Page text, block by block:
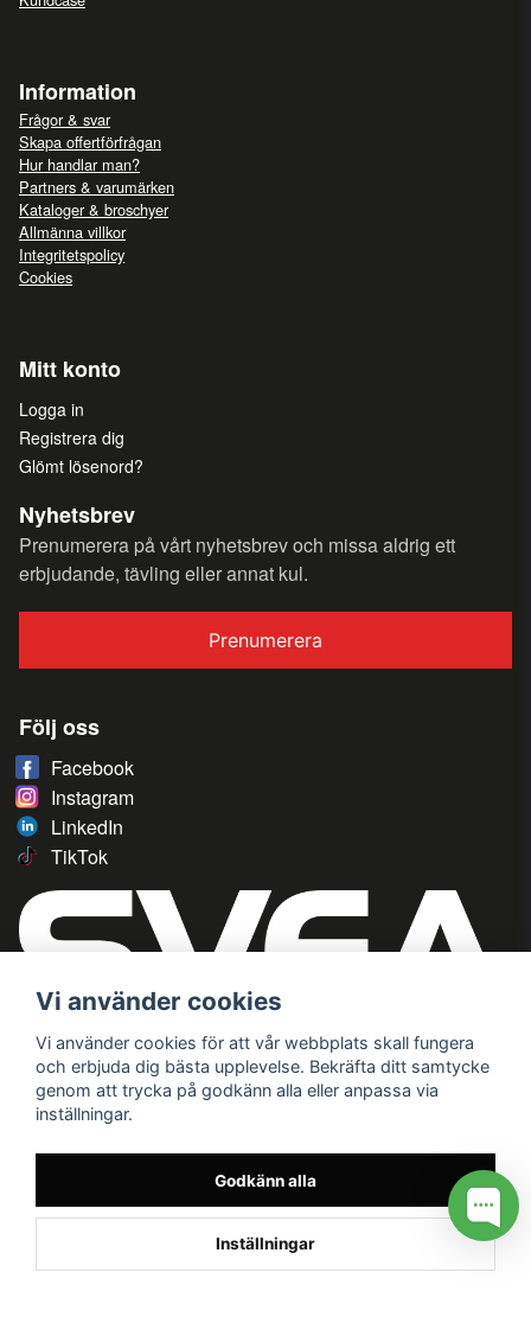
Information
Frågor & svar
Skapa offertförfrågan
Hur handlar man?
Partners & varumärken
Kataloger & broschyer
Allmänna villkor
Integritetspolicy
Cookies
Mitt konto
Logga in
Registrera dig
Glömt lösenord?
Nyhetsbrev
Prenumerera på vårt nyhetsbrev och missa aldrig ett
erbjudande, tävling eller annat kul.
Prenumerera
Följ oss
Facebook
Instagram
LinkedIn
TikTok
Vi använder cookies
Vi använder cookies för att vår webbplats skall fungera
och erbjuda dig bästa upplevelse. Bekräfta ditt samtycke
genom att trycka på godkänn alla eller anpassa via
inställningar.
Godkänn alla
Inställningar